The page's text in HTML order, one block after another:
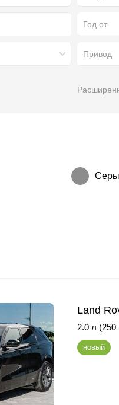
Год от
Привод
Land
2.0 л (250
новый